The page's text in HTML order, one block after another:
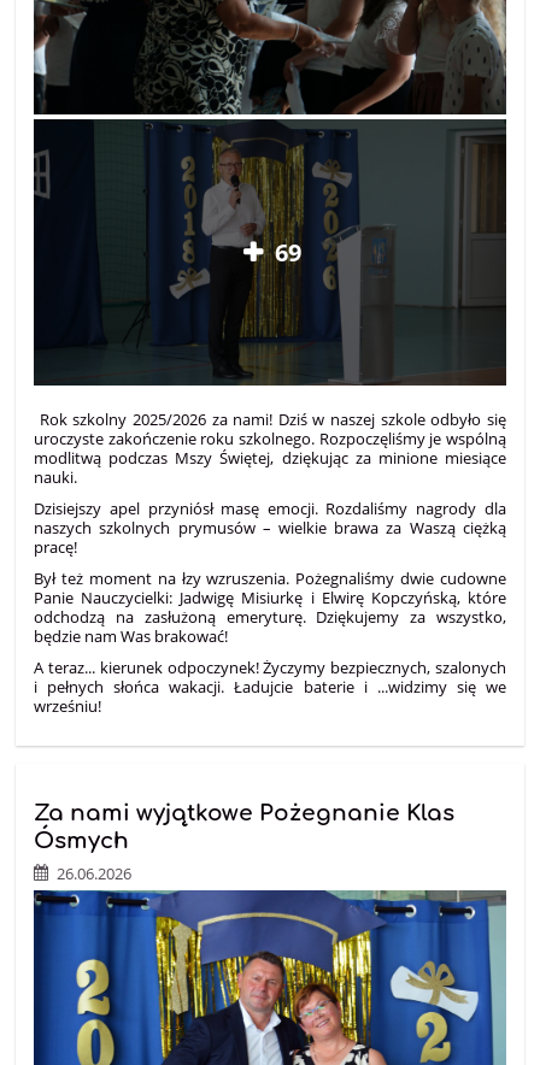
69
Rok szkolny 2025/2026 za nami! Dziś w naszej szkole odbyło się
uroczyste zakończenie roku szkolnego. Rozpoczęliśmy je wspólną
modlitwą podczas Mszy Świętej, dziękując za minione miesiące
nauki.
Dzisiejszy apel przyniósł masę emocji. Rozdaliśmy nagrody dla
naszych szkolnych prymusów – wielkie brawa za Waszą ciężką
pracę!
Był też moment na łzy wzruszenia. Pożegnaliśmy dwie cudowne
Panie Nauczycielki: Jadwigę Misiurkę i Elwirę Kopczyńską, które
odchodzą na zasłużoną emeryturę. Dziękujemy za wszystko,
będzie nam Was brakować!
A teraz... kierunek odpoczynek! Życzymy bezpiecznych, szalonych
i pełnych słońca wakacji. Ładujcie baterie i ...widzimy się we
wrześniu!
Za nami wyjątkowe Pożegnanie Klas
Ósmych
26.06.2026